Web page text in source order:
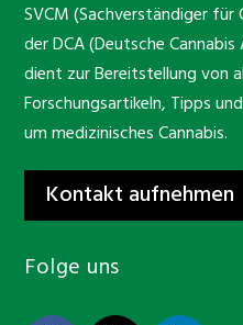
SVCM (Sachverständiger
der DCA (Deutsche
dient zur Bereitstellung von
Forschungsartikeln, Tipps
um medizinisches Cannabis.
Kontakt aufnehmen
Folge uns